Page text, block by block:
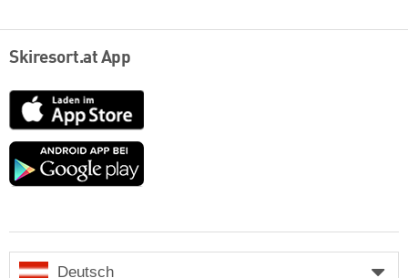
Skiresort.at App
App
Store
Google
Deutsch